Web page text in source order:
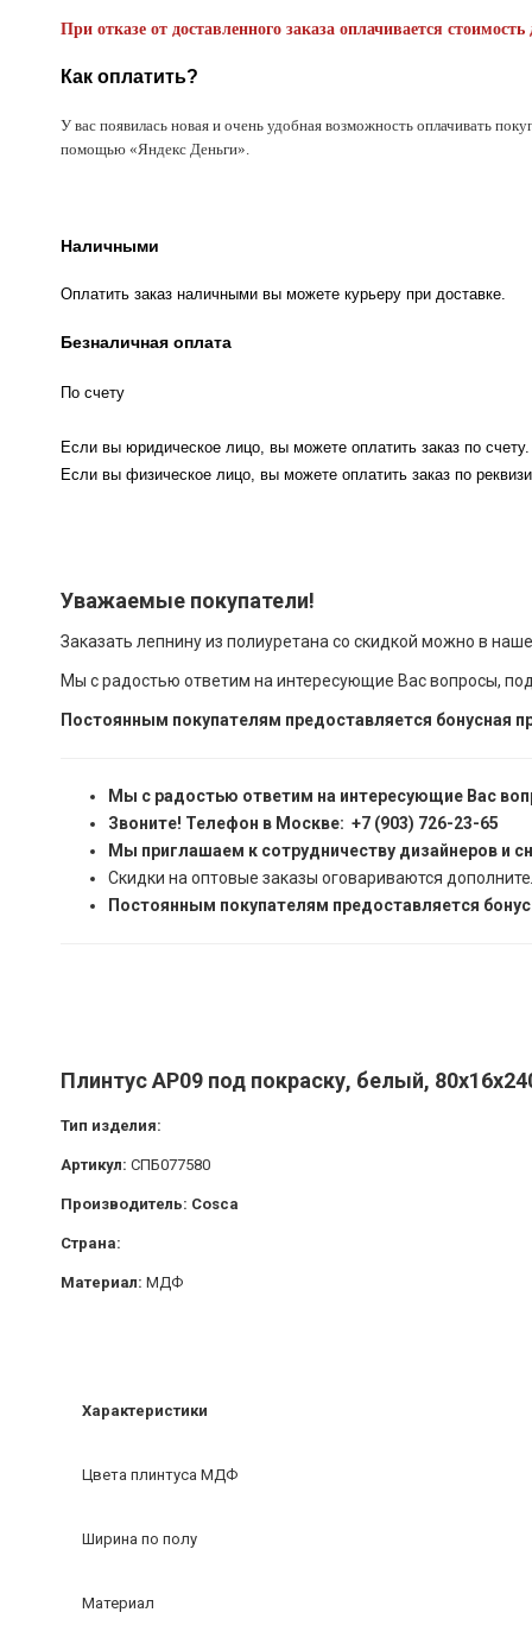
При отказе от доставленного заказа оплачивается стоимость
Как оплатить?
У вас появилась новая и очень удобная возможность оплачивать
помощью «Яндекс Деньги».
Наличными
Оплатить заказ наличными вы можете курьеру при доставке.
Безналичная оплата
По счету
Если вы юридическое лицо, вы можете оплатить заказ по счету.
Если вы физическое лицо, вы можете оплатить заказ по
Уважаемые покупатели!
Заказать лепнину из полиуретана со скидкой можно в
Мы с радостью ответим на интересующие Вас вопросы,
Постоянным покупателям предоставляется бонусная
Мы с радостью ответим на интересующие Вас
Звоните! Телефон в Москве: +7 (903) 726-23-65
Мы приглашаем к сотрудничеству дизайнеров и
Скидки на оптовые заказы оговариваются
Постоянным покупателям предоставляется
Плинтус AP09 под покраску, белый,
Тип изделия:
Артикул: СПБ077580
Производитель: Cosca
Страна:
Материал: МДФ
Характеристики
Цвета плинтуса МДФ
Ширина по полу
Материал